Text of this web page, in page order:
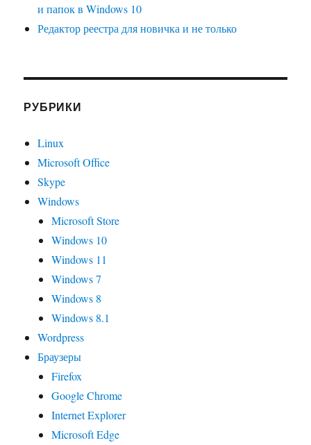
и папок в Windows 10
Редактор реестра для новичка и не только
РУБРИКИ
Linux
Microsoft Office
Skype
Windows
Microsoft Store
Windows 10
Windows 11
Windows 7
Windows 8
Windows 8.1
Wordpress
Браузеры
Firefox
Google Chrome
Internet Explorer
Microsoft Edge